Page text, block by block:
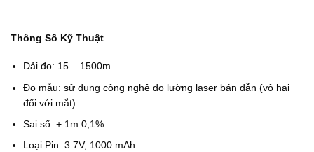
Thông Số Kỹ Thuật
Dải đo: 15 – 1500m
Đo mẫu: sử dụng công nghệ đo lường laser bán dẫn (vô hại
đối với mắt)
Sai số: + 1m 0,1%
Loại Pin: 3.7V, 1000 mAh